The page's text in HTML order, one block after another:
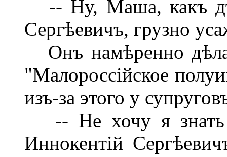
-- Ну, Маша, какъ
Сергѣевичъ, грузно
Онъ намѣренно
"Малороссійское
изъ-за этого у
-- Не хочу я знать
Иннокентій